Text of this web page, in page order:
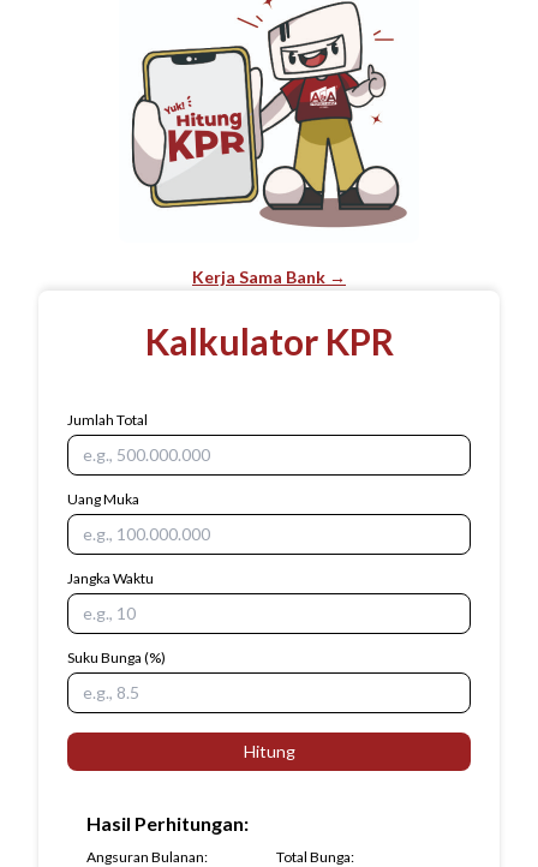
Kerja Sama Bank →
Kalkulator KPR
Jumlah Total
Uang Muka
Jangka Waktu
Suku Bunga (%)
Hitung
Hasil Perhitungan:
Angsuran Bulanan: Total Bunga: